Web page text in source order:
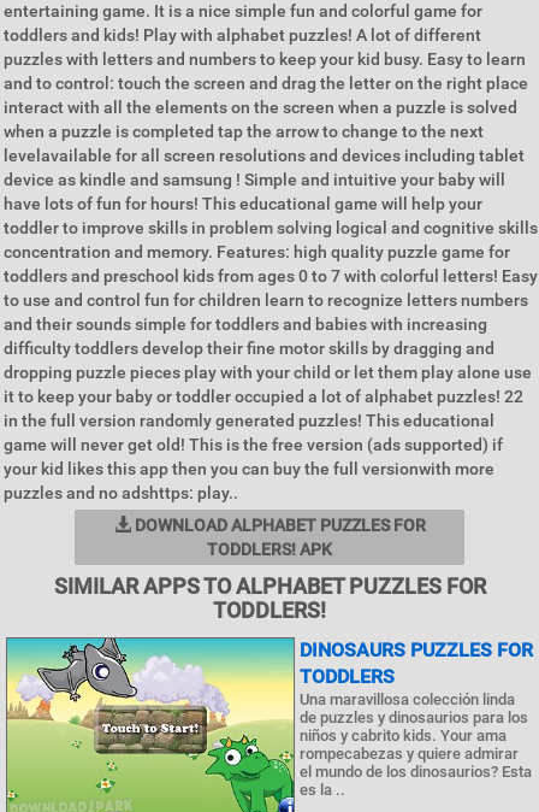
entertaining game. It is a nice simple fun and colorful game for
toddlers and kids! Play with alphabet puzzles! A lot of different
puzzles with letters and numbers to keep your kid busy. Easy to learn
and to control: touch the screen and drag the letter on the right place
interact with all the elements on the screen when a puzzle is solved
when a puzzle is completed tap the arrow to change to the next
levelavailable for all screen resolutions and devices including tablet
device as kindle and samsung ! Simple and intuitive your baby will
have lots of fun for hours! This educational game will help your
toddler to improve skills in problem solving logical and cognitive skills
concentration and memory. Features: high quality puzzle game for
toddlers and preschool kids from ages 0 to 7 with colorful letters! Easy
to use and control fun for children learn to recognize letters numbers
and their sounds simple for toddlers and babies with increasing
difficulty toddlers develop their fine motor skills by dragging and
dropping puzzle pieces play with your child or let them play alone use
it to keep your baby or toddler occupied a lot of alphabet puzzles! 22
in the full version randomly generated puzzles! This educational
game will never get old! This is the free version (ads supported) if
your kid likes this app then you can buy the full versionwith more
puzzles and no adshttps: play..
DOWNLOAD ALPHABET PUZZLES FOR
TODDLERS! APK
SIMILAR APPS TO ALPHABET PUZZLES FOR
TODDLERS!
DINOSAURS PUZZLES FOR
TODDLERS
Una maravillosa colección linda
de puzzles y dinosaurios para los
niños y cabrito kids. Your ama
rompecabezas y quiere admirar
el mundo de los dinosaurios? Esta
es la ..